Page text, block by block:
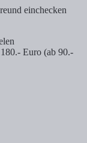
einchecken
Euro (ab 90.-